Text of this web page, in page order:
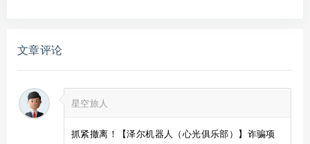
文章评论
星空旅人
抓紧撤离！【泽尔机器人（心光俱乐部）】诈骗项